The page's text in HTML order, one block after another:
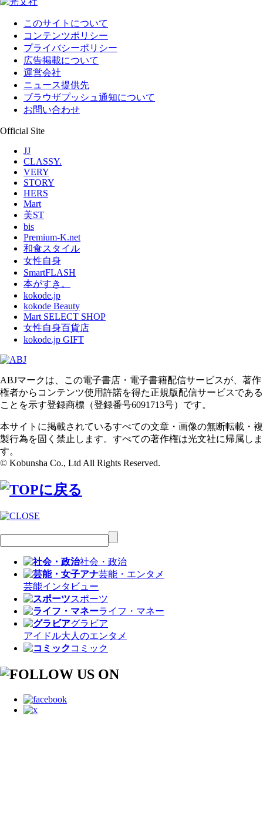
このサイトについて
コンテンツポリシー
プライバシーポリシー
広告掲載について
運営会社
ニュース提供先
ブラウザプッシュ通知について
お問い合わせ
Official Site
JJ
CLASSY.
VERY
STORY
HERS
Mart
美ST
bis
Premium-K.net
和食スタイル
女性自身
SmartFLASH
本がすき。
kokode.jp
kokode Beauty
Mart SELECT SHOP
女性自身百貨店
kokode.jp GIFT
ABJマークは、この電子書店・電子書籍配信サービスが、著作
権者からコンテンツ使用許諾を得た正規版配信サービスである
ことを示す登録商標（登録番号6091713号）です。
本サイトに掲載されているすべての文章・画像の無断転載・複
製行為を固く禁止します。すべての著作権は光文社に帰属しま
す。
© Kobunsha Co., Ltd All Rights Reserved.
社会・政治
芸能・エンタメ
芸能インタビュー
スポーツ
ライフ・マネー
グラビア
アイドル大人のエンタメ
コミック